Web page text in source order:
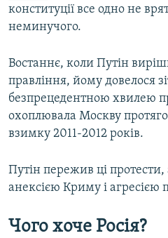
конституції все одно не
неминучого.
Востаннє, коли Путін
правління, йому довелося
безпрецедентною хвилею
охоплювала Москву
взимку 2011-2012 років.
Путін пережив ці протести,
анексією Криму і агресією
Чого хоче Росія?